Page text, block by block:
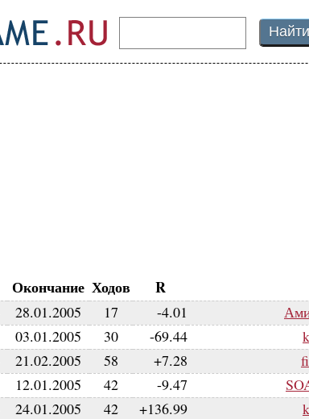
Окончание Ходов R
28.01.2005 17 -4.01
03.01.2005 30 -69.44
21.02.2005 58 +7.28
12.01.2005 42 -9.47
24.01.2005 42 +136.99